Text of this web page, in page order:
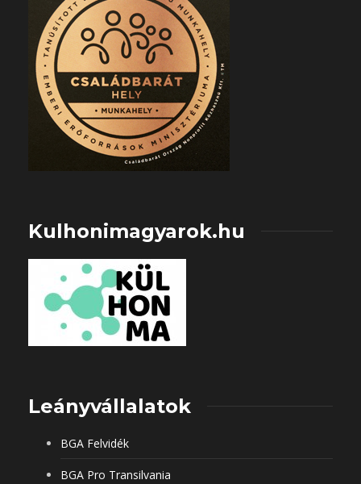
Kulhonimagyarok.hu
Leányvállalatok
BGA Felvidék
BGA Pro Transilvania